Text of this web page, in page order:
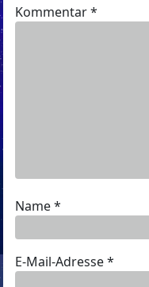
Kommentar*
Name*
E-Mail-Adresse*